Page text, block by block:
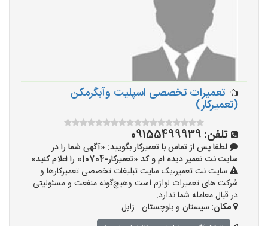
تعمیرات تخصصی اسپلیت وآبگرمکن
(تعمیرکار)
تلفن: 09155499939
لطفا پس از تماس با تعمیرکار بگویید: «آگهی شما را در
سایت نت تعمیر دیده ام و کد «تعمیرکار-10704» را اعلام کنید»
سایت نت تعمیر،یک سایت تبلیغات تخصصی تعمیرکارها و
شرکت های تعمیرات لوازم است وهیچ‌گونه منفعت و مسئولیتی
در قبال معامله شما ندارد.
مکان: سیستان و بلوچستان - زابل